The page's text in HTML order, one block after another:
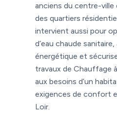
anciens du centre-ville
des quartiers
intervient aussi pour
d’eau chaude
énergétique et
travaux de Chauffage
aux besoins d’un
exigences de confort
Loir.